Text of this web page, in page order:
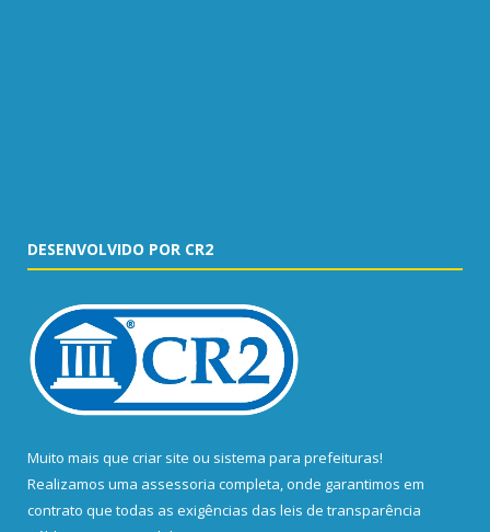
DESENVOLVIDO POR CR2
Muito mais que criar site ou sistema para prefeituras!
Realizamos uma assessoria completa, onde garantimos em
contrato que todas as exigências das leis de transparência